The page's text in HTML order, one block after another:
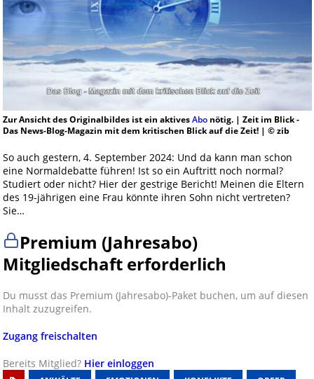
Zur Ansicht des Originalbildes ist ein aktivesAbonötig. | Zeit im Blick -
Das News-Blog-Magazin mit dem kritischen Blick auf die Zeit! | © zib
So auch gestern, 4. September 2024: Und da kann man schon
eine Normaldebatte führen! Ist so ein Auftritt noch normal?
Studiert oder nicht? Hier der gestrige Bericht! Meinen die Eltern
des 19-jährigen eine Frau könnte ihren Sohn nicht vertreten?
Sie…
Premium (Jahresabo)
Mitgliedschaft erforderlich
Du musst das Premium (Jahresabo)-Paket buchen, um auf diesen
Inhalt zuzugreifen.
Zugang freischalten
Bereits Mitglied? Hier einloggen